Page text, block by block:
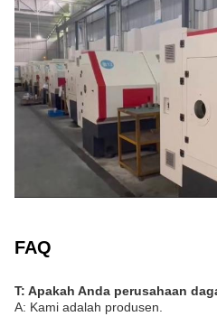
FAQ
T: Apakah Anda perusahaan
A: Kami adalah produsen.